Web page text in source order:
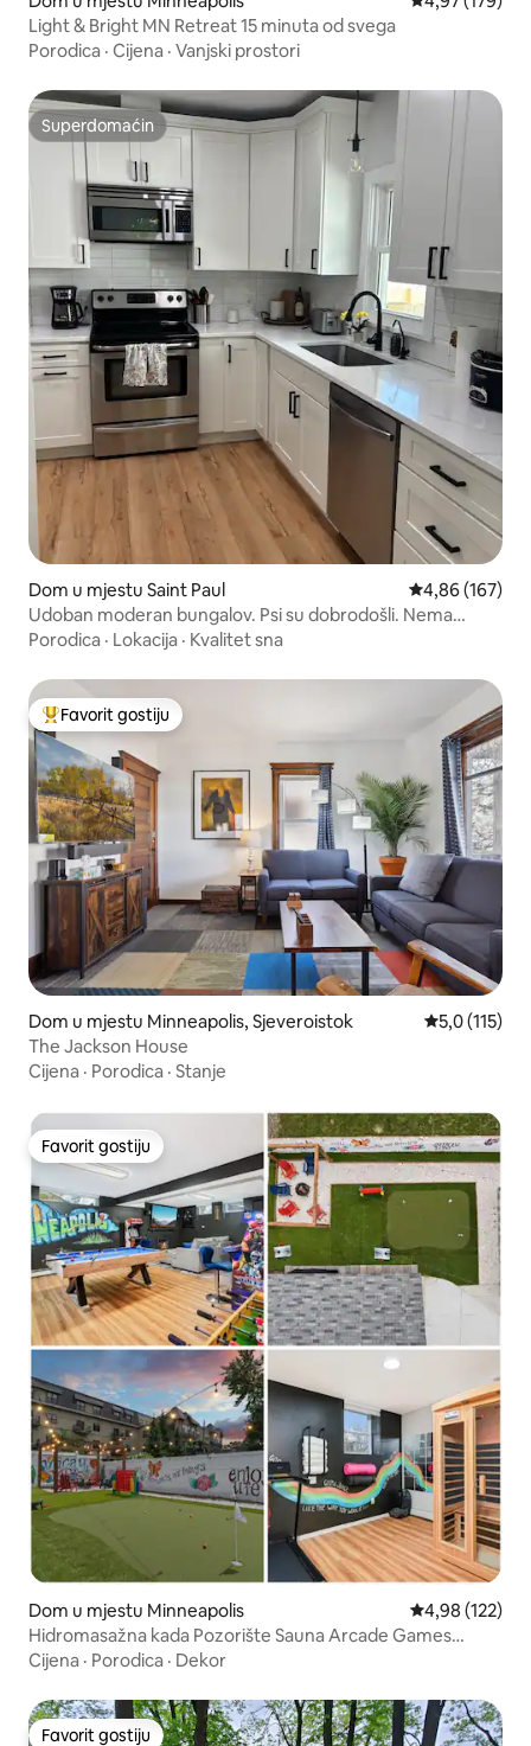
Light & Bright MN Retreat 15 minuta od svega
Porodica · Cijena · Vanjski prostori
Superdomaćin
Superdomaćin
Dom u mjestu Saint Paul Prosječna
4,86 (167)
Udoban moderan bungalov. Psi su dobrodošli. Nema
naknade za kućne ljubimce!
Porodica · Lokacija · Kvalitet sna
Glavni favorit gostiju
Favorit gostiju
Dom u mjestu Minneapolis, Sjeveroistok Prosječna
5,0 (115)
The Jackson House
Cijena · Porodica · Stanje
Favorit gostiju
Favorit gostiju
Dom u mjestu Minneapolis Prosječna
4,98 (122)
Hidromasažna kada Pozorište Sauna Arcade Games
Teretana za 10 osoba
Cijena · Porodica · Dekor
Favorit gostiju